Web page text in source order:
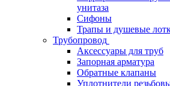
унитаза
Сифоны
Трапы и душевые
Трубопровод
Аксессуары для труб
Запорная арматура
Обратные клапаны
Уплотнители